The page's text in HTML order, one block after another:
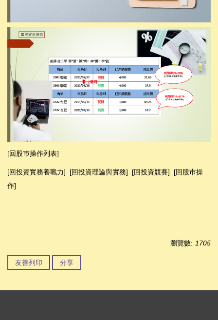
[回股巿操作列表]
[回投資實務養戰力] [回投資理論與實務] [回投資競賽]
[回股巿操
作]
瀏覽數: 1705
友善列印 分享